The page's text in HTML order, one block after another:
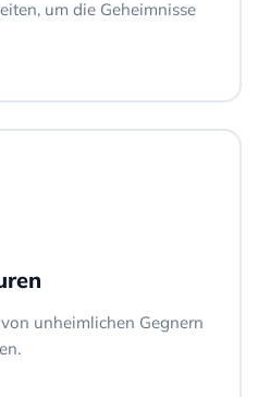
um die Geheimnisse
unheimlichen Gegnern